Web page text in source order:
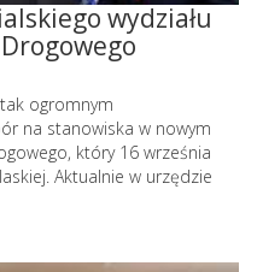
wydziału
ogromnym
na stanowiska w nowym
który 16 września
Aktualnie w urzędzie